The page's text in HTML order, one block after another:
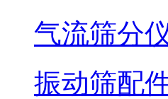
气流筛分
振动筛配